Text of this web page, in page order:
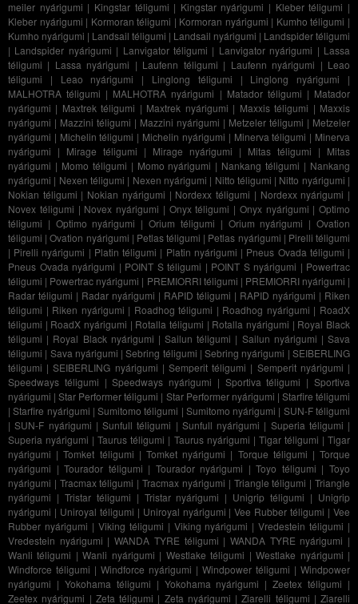
meiler nyárigumi | Kingstar téligumi | Kingstar nyárigumi | Kleber téligumi |
Kleber nyárigumi | Kormoran téligumi | Kormoran nyárigumi | Kumho téligumi |
Kumho nyárigumi | Landsail téligumi | Landsail nyárigumi | Landspider téligumi
| Landspider nyárigumi | Lanvigator téligumi | Lanvigator nyárigumi | Lassa
téligumi | Lassa nyárigumi | Laufenn téligumi | Laufenn nyárigumi | Leao
téligumi | Leao nyárigumi | Linglong téligumi | Linglong nyárigumi |
MALHOTRA téligumi | MALHOTRA nyárigumi | Matador téligumi | Matador
nyárigumi | Maxtrek téligumi | Maxtrek nyárigumi | Maxxis téligumi | Maxxis
nyárigumi | Mazzini téligumi | Mazzini nyárigumi | Metzeler téligumi | Metzeler
nyárigumi | Michelin téligumi | Michelin nyárigumi | Minerva téligumi | Minerva
nyárigumi | Mirage téligumi | Mirage nyárigumi | Mitas téligumi | Mitas
nyárigumi | Momo téligumi | Momo nyárigumi | Nankang téligumi | Nankang
nyárigumi | Nexen téligumi | Nexen nyárigumi | Nitto téligumi | Nitto nyárigumi |
Nokian téligumi | Nokian nyárigumi | Nordexx téligumi | Nordexx nyárigumi |
Novex téligumi | Novex nyárigumi | Onyx téligumi | Onyx nyárigumi | Optimo
téligumi | Optimo nyárigumi |Orium téligumi | Orium nyárigumi |Ovation
téligumi |Ovation nyárigumi | Petlas téligumi | Petlas nyárigumi | Pirelli téligumi
| Pirelli nyárigumi | Platin téligumi | Platin nyárigumi | Pneus Ovada téligumi |
Pneus Ovada nyárigumi | POINT S téligumi | POINT S nyárigumi | Powertrac
téligumi | Powertrac nyárigumi | PREMIORRI téligumi | PREMIORRI nyárigumi |
Radar téligumi | Radar nyárigumi | RAPID téligumi | RAPID nyárigumi | Riken
téligumi | Riken nyárigumi | Roadhog téligumi | Roadhog nyárigumi | RoadX
téligumi | RoadX nyárigumi | Rotalla téligumi | Rotalla nyárigumi | Royal Black
téligumi | Royal Black nyárigumi |Sailun téligumi | Sailun nyárigumi |Sava
téligumi | Sava nyárigumi |Sebring téligumi |Sebring nyárigumi |SEIBERLING
téligumi |SEIBERLING nyárigumi |Semperit téligumi | Semperit nyárigumi |
Speedways téligumi |Speedways nyárigumi | Sportiva téligumi |Sportiva
nyárigumi |Star Performer téligumi | Star Performer nyárigumi | Starfire téligumi
|Starfire nyárigumi |Sumitomo téligumi | Sumitomo nyárigumi | SUN-F téligumi
|SUN-F nyárigumi | Sunfull téligumi | Sunfull nyárigumi | Superia téligumi |
Superia nyárigumi |Taurus téligumi | Taurus nyárigumi | Tigar téligumi |Tigar
nyárigumi |Tomket téligumi | Tomket nyárigumi | Torque téligumi |Torque
nyárigumi |Tourador téligumi | Tourador nyárigumi |Toyo téligumi |Toyo
nyárigumi | Tracmax téligumi |Tracmax nyárigumi | Triangle téligumi |Triangle
nyárigumi | Tristar téligumi | Tristar nyárigumi | Unigrip téligumi | Unigrip
nyárigumi | Uniroyal téligumi | Uniroyal nyárigumi |Vee Rubber téligumi |Vee
Rubber nyárigumi | Viking téligumi | Viking nyárigumi |Vredestein téligumi |
Vredestein nyárigumi |WANDA TYRE téligumi | WANDA TYRE nyárigumi |
Wanli téligumi |Wanli nyárigumi | Westlake téligumi |Westlake nyárigumi |
Windforce téligumi | Windforce nyárigumi | Windpower téligumi | Windpower
nyárigumi | Yokohama téligumi | Yokohama nyárigumi |Zeetex téligumi |
Zeetex nyárigumi | Zeta téligumi | Zeta nyárigumi |Ziarelli téligumi | Ziarelli